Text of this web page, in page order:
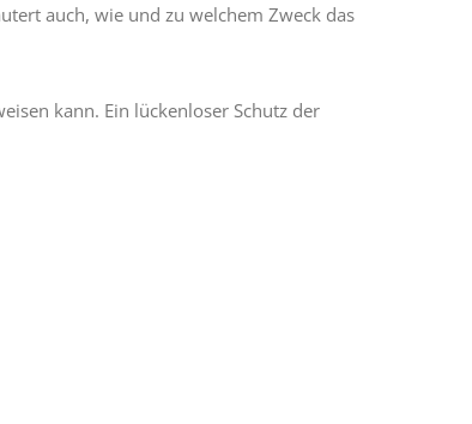
auch, wie und zu welchem Zweck das
kann. Ein lückenloser Schutz der